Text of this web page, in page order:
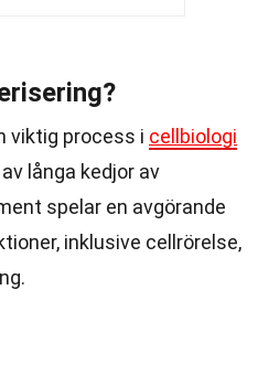
viktig process i cellbiologi
långa kedjor av
spelar en avgörande
inklusive cellrörelse,